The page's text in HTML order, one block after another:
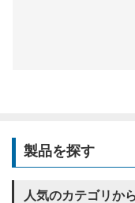
製品を探す
人気のカテゴリか